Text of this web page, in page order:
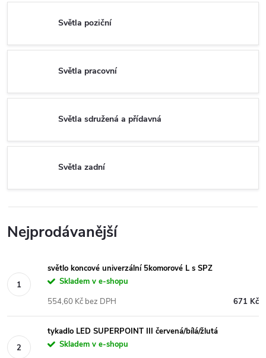
Světla poziční
Světla pracovní
Světla sdružená a přídavná
Světla zadní
Nejprodávanější
světlo koncové univerzální 5komorové L s SPZ
Skladem v e-shopu
671 Kč
554,60 Kč bez DPH
tykadlo LED SUPERPOINT III červená/bílá/žlutá
Skladem v e-shopu